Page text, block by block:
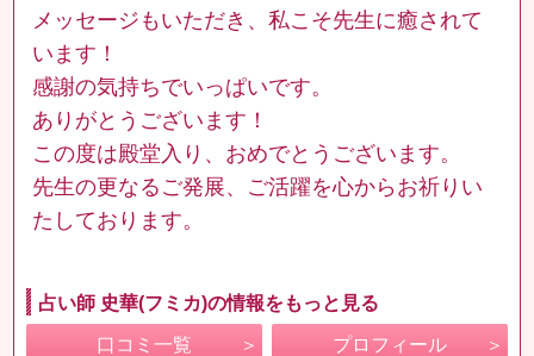
メッセージもいただき、私こそ先生に癒されて
います！
感謝の気持ちでいっぱいです。
ありがとうございます！
この度は殿堂入り、おめでとうございます。
先生の更なるご発展、ご活躍を心からお祈りい
たしております。
占い師 史華(フミカ)の情報をもっと見る
口コミ一覧 プロフィール